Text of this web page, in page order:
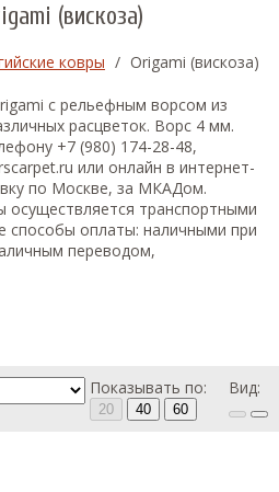
(вискоза)
ковры / Origami (вискоза)
с рельефным ворсом из
расцветок. Ворс 4 мм.
+7 (980) 174-28-48,
или онлайн в интернет-
по Москве, за МКАДом.
осуществляется транспортными
способы оплаты: наличными при
переводом,
Вид:
Показывать по:
20 40 60